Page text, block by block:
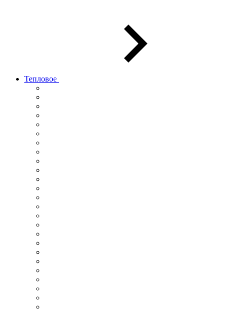
Тепловое